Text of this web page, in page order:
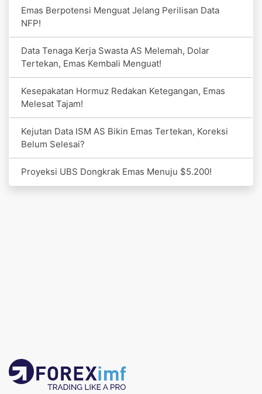
Emas Berpotensi Menguat Jelang Perilisan Data
NFP!
Data Tenaga Kerja Swasta AS Melemah, Dolar
Tertekan, Emas Kembali Menguat!
Kesepakatan Hormuz Redakan Ketegangan, Emas
Melesat Tajam!
Kejutan Data ISM AS Bikin Emas Tertekan, Koreksi
Belum Selesai?
Proyeksi UBS Dongkrak Emas Menuju $5.200!